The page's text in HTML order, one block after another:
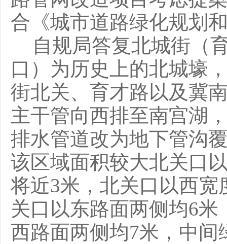
合《城市道路绿化规划
自规局答复北城街（
口）为历史上的北城壕
街北关、育才路以及冀
主干管向西排至南宫湖
排水管道改为地下管沟
该区域面积较大北关口
将近3米，北关口以西
关口以东路面两侧均6
西路面两侧均7米，中